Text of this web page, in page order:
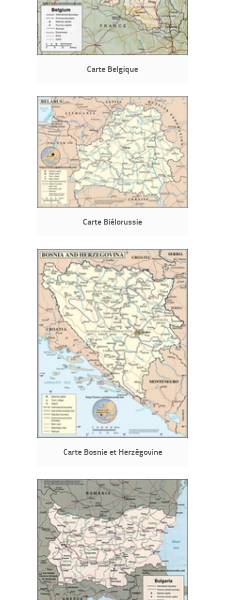
Carte Belgique
Carte Biélorussie
Carte Bosnie et Herzégovine